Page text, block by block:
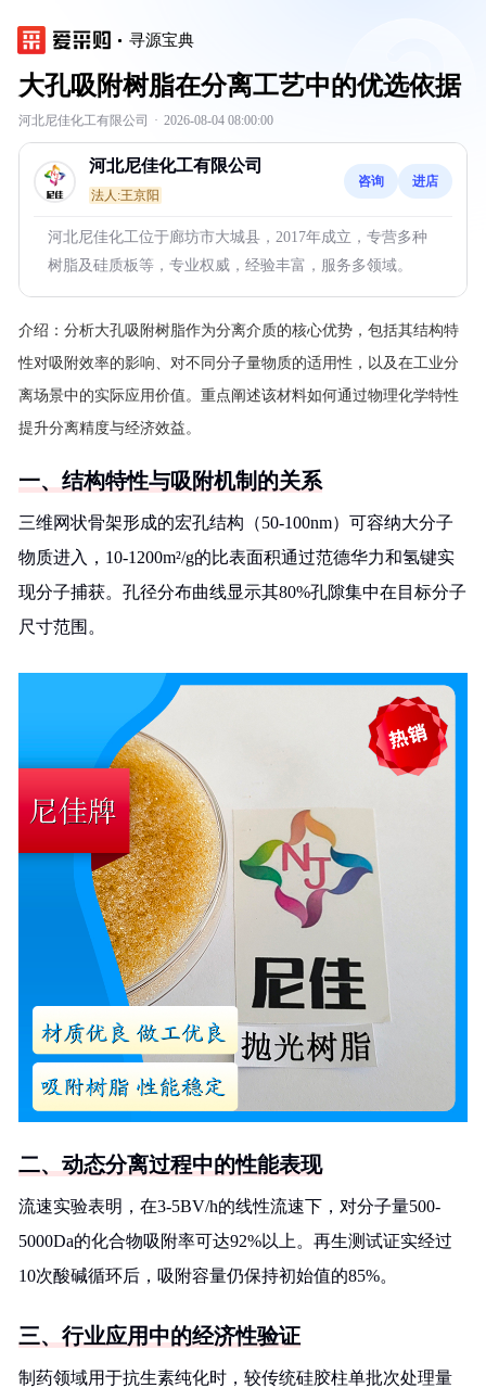
寻源宝典
大孔吸附树脂在分离工艺中的优选依据
河北尼佳化工有限公司 · 2026-08-04 08:00:00
河北尼佳化工有限公司
法人:王京阳
咨询 进店
河北尼佳化工位于廊坊市大城县，2017年成立，专营多种
树脂及硅质板等，专业权威，经验丰富，服务多领域。
介绍： 分析大孔吸附树脂作为分离介质的核心优势，包括其结构特
性对吸附效率的影响、对不同分子量物质的适用性，以及在工业分
离场景中的实际应用价值。重点阐述该材料如何通过物理化学特性
提升分离精度与经济效益。
一、结构特性与吸附机制的关系
三维网状骨架形成的宏孔结构（50-100nm）可容纳大分子
物质进入，10-1200m²/g的比表面积通过范德华力和氢键实
现分子捕获。孔径分布曲线显示其80%孔隙集中在目标分子
尺寸范围。
二、动态分离过程中的性能表现
流速实验表明，在3-5BV/h的线性流速下，对分子量500-
5000Da的化合物吸附率可达92%以上。再生测试证实经过
10次酸碱循环后，吸附容量仍保持初始值的85%。
三、行业应用中的经济性验证
制药领域用于抗生素纯化时，较传统硅胶柱单批次处理量